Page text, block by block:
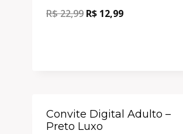
R$22,99 R$ 12,99
Convite Digital Adulto –
Preto Luxo